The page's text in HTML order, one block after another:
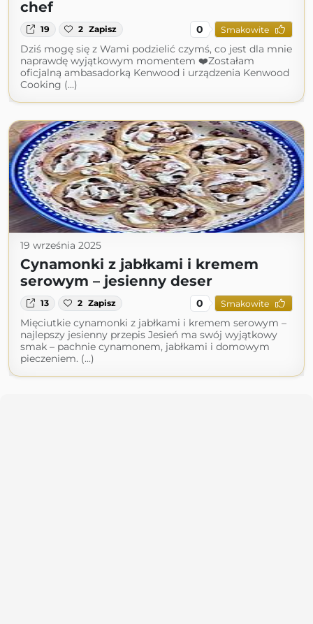
chef
19 2 Zapisz 0 Smakowite
Dziś mogę się z Wami podzielić czymś, co jest dla mnie
naprawdę wyjątkowym momentem ❤️Zostałam
oficjalną ambasadorką Kenwood i urządzenia Kenwood
Cooking (...)
19 września 2025
Cynamonki z jabłkami i kremem
serowym – jesienny deser
13 2 Zapisz 0 Smakowite
Mięciutkie cynamonki z jabłkami i kremem serowym –
najlepszy jesienny przepis Jesień ma swój wyjątkowy
smak – pachnie cynamonem, jabłkami i domowym
pieczeniem. (...)